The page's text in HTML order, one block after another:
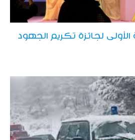
الأولى لجائزة تكريم الجهود